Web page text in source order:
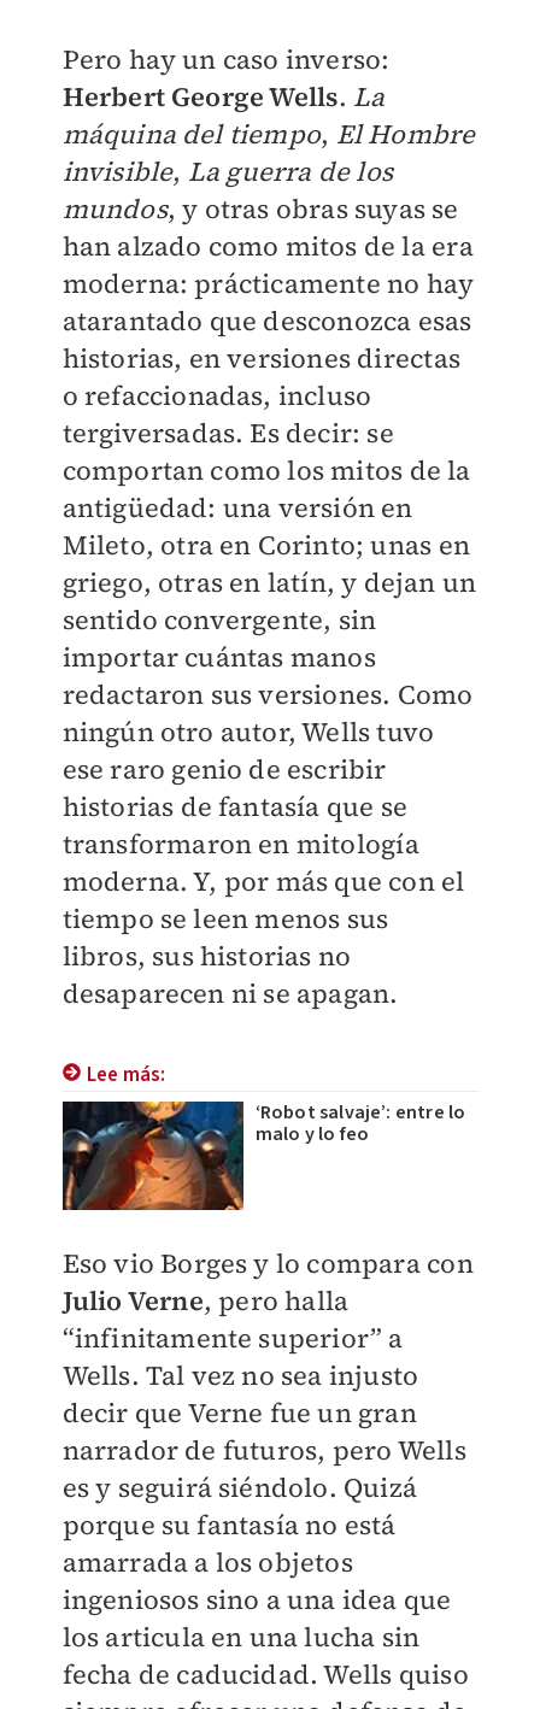
Pero hay un caso inverso:
Herbert George Wells. La
máquina del tiempo, El Hombre
invisible, La guerra de los
mundos, y otras obras suyas se
han alzado como mitos de la era
moderna: prácticamente no hay
atarantado que desconozca esas
historias, en versiones directas
o refaccionadas, incluso
tergiversadas. Es decir: se
comportan como los mitos de la
antigüedad: una versión en
Mileto, otra en Corinto; unas en
griego, otras en latín, y dejan un
sentido convergente, sin
importar cuántas manos
redactaron sus versiones. Como
ningún otro autor, Wells tuvo
ese raro genio de escribir
historias de fantasía que se
transformaron en mitología
moderna. Y, por más que con el
tiempo se leen menos sus
libros, sus historias no
desaparecen ni se apagan.
Lee más:
‘Robot salvaje’: entre lo
malo y lo feo
Eso vio Borges y lo compara con
Julio Verne, pero halla
“infinitamente superior” a
Wells. Tal vez no sea injusto
decir que Verne fue un gran
narrador de futuros, pero Wells
es y seguirá siéndolo. Quizá
porque su fantasía no está
amarrada a los objetos
ingeniosos sino a una idea que
los articula en una lucha sin
fecha de caducidad. Wells quiso